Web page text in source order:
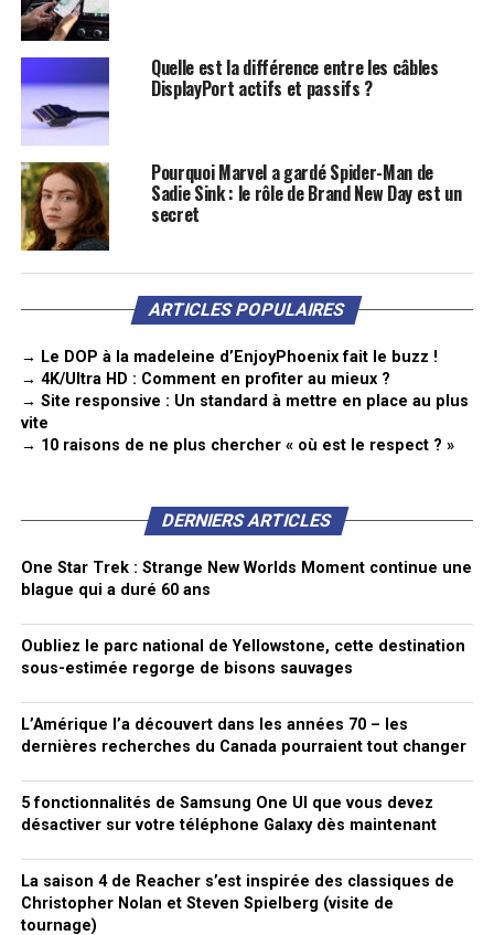
Quelle est la différence entre les câbles
DisplayPort actifs et passifs ?
Pourquoi Marvel a gardé Spider-Man de
Sadie Sink : le rôle de Brand New Day est un
secret
ARTICLES POPULAIRES
→ Le DOP à la madeleine d’EnjoyPhoenix fait le buzz !
→ 4K/Ultra HD : Comment en profiter au mieux ?
→ Site responsive : Un standard à mettre en place au plus
vite
→ 10 raisons de ne plus chercher « où est le respect ? »
DERNIERS ARTICLES
One Star Trek : Strange New Worlds Moment continue une
blague qui a duré 60 ans
Oubliez le parc national de Yellowstone, cette destination
sous-estimée regorge de bisons sauvages
L’Amérique l’a découvert dans les années 70 – les
dernières recherches du Canada pourraient tout changer
5 fonctionnalités de Samsung One UI que vous devez
désactiver sur votre téléphone Galaxy dès maintenant
La saison 4 de Reacher s’est inspirée des classiques de
Christopher Nolan et Steven Spielberg (visite de
tournage)